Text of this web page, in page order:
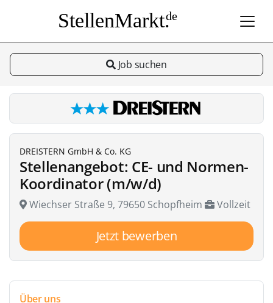
StellenMarkt.de
Job suchen
DREISTERN GmbH & Co. KG
Stellenangebot: CE- und Normen-
Koordinator (m/w/d)
Wiechser Straße 9, 79650 Schopfheim Vollzeit
Jetzt bewerben
Über uns